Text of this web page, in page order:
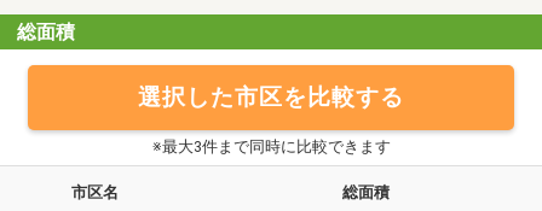
総面積
選択した市区を比較する
※最大3件まで同時に比較できます
市区名 総面積